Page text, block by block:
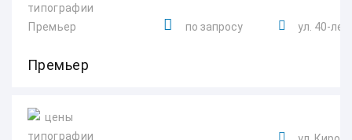
Премьер
по запросу ул. 40-